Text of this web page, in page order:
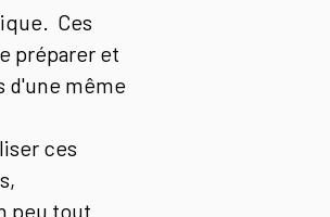
Ces
préparer et
d'une même
ces
peu tout